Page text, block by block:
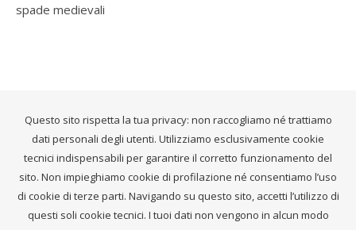
spade medievali
Questo sito rispetta la tua privacy: non raccogliamo né trattiamo
dati personali degli utenti. Utilizziamo esclusivamente cookie
tecnici indispensabili per garantire il corretto funzionamento del
sito. Non impieghiamo cookie di profilazione né consentiamo l’uso
di cookie di terze parti. Navigando su questo sito, accetti l’utilizzo di
questi soli cookie tecnici. I tuoi dati non vengono in alcun modo